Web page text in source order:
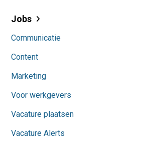
Jobs
Communicatie
Content
Marketing
Voor werkgevers
Vacature plaatsen
Vacature Alerts